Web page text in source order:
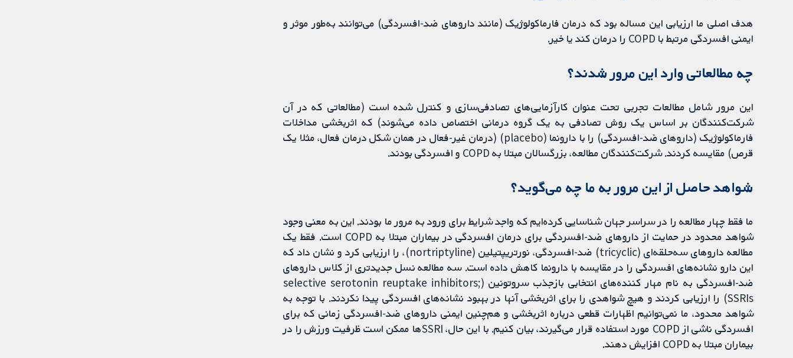
هدف اصلی ما ارزیابی این مساله بود که درمان فارماکولوژیک (مانند داروهای ضد-افسردگی) می‌توانند به‌طور موثر و
ایمنی افسردگی مرتبط با COPD را درمان کند یا خیر.
‌چه مطالعاتی وارد این مرور شدند؟
این مرور شامل مطالعات تجربی تحت عنوان کارآزمایی‌های تصادفی‌سازی و کنترل شده است (مطالعاتی که در آن
شرکت‌کنندگان بر اساس یک روش تصادفی به یک گروه درمانی اختصاص داده می‌شوند) که اثربخشی مداخلات
فارماکولوژیک (داروهای ضد-افسردگی) را با دارونما (placebo) (درمان غیر-فعال در همان شکل درمان فعال، مثلا یک
قرص) مقایسه کردند. شرکت‌کنندگان مطالعه، بزرگسالان مبتلا به COPD و افسردگی بودند.
شواهد حاصل از این مرور به ما چه می‌گوید؟
ما فقط چهار مطالعه را در سراسر جهان شناسایی کرده‌ایم که واجد شرایط برای ورود به مرور ما بودند. این به معنی وجود
شواهد محدود در حمایت از داروهای ضد-افسردگی برای درمان افسردگی در بیماران مبتلا به COPD است. فقط یک
مطالعه داروهای سه‌حلقه‌ای (tricyclic) ضد-افسردگی، نورتریپتیلین (nortriptyline)، را ارزیابی کرد و نشان داد که
این دارو نشانه‌های افسردگی را در مقایسه با دارونما کاهش داده است. سه مطالعه نسل جدیدتری از کلاس داروهای
ضد-افسردگی به نام مهار کننده‌های انتخابی بازجذب سروتونین (selective serotonin reuptake inhibitors;
SSRIs) را ارزیابی کردند و هیچ شواهدی را برای اثربخشی آنها در بهبود نشانه‌های افسردگی پیدا نکردند. با توجه به
شواهد محدود، ما نمی‌توانیم اظهارات قطعی درباره اثربخشی و هم‌چنین ایمنی داروهای ضد-افسردگی زمانی که برای
افسردگی ناشی از COPD مورد استفاده قرار می‌گیرند، بیان کنیم. با این حال، SSRIها ممکن است ظرفیت ورزش را در
بیماران مبتلا به COPD افزایش دهند.